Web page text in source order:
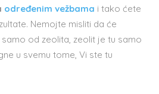
određenim vežbama i tako ćete
Nemojte misliti da će
od zeolita, zeolit je tu samo
u svemu tome, Vi ste tu